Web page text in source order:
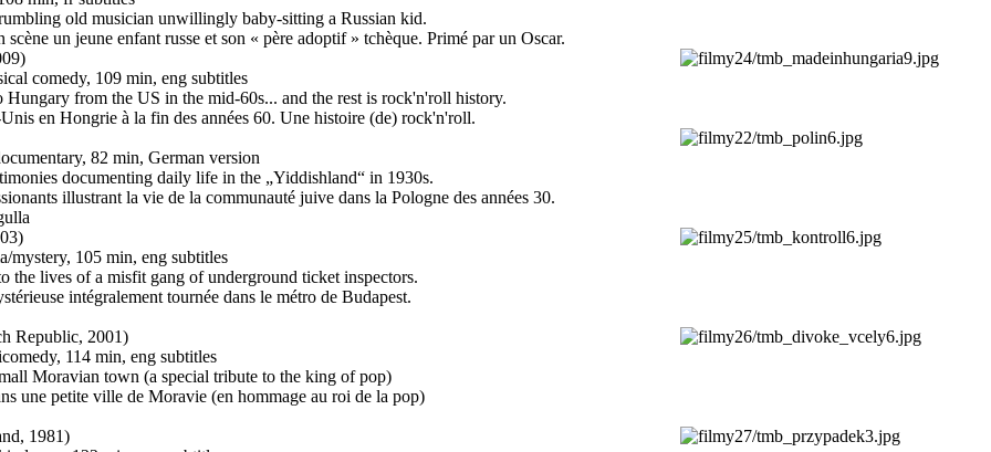
old musician unwillingly baby-sitting a Russian kid.
un jeune enfant russe et son « père adoptif » tchèque. Primé par un Oscar.
comedy, 109 min, eng subtitles
from the US in the mid-60s... and the rest is rock'n'roll history.
en Hongrie à la fin des années 60. Une histoire (de) rock'n'roll.
82 min, German version
documenting daily life in the „Yiddishland“ in 1930s.
illustrant la vie de la communauté juive dans la Pologne des années 30.
mystery, 105 min, eng subtitles
the lives of a misfit gang of underground ticket inspectors.
intégralement tournée dans le métro de Budapest.
Republic, 2001)
114 min, eng subtitles
Moravian town (a special tribute to the king of pop)
une petite ville de Moravie (en hommage au roi de la pop)
1981)